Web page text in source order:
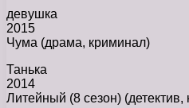
девушка
2015
Чума (драма, криминал)
Танька
2014
Литейный (8 сезон) (детектив,